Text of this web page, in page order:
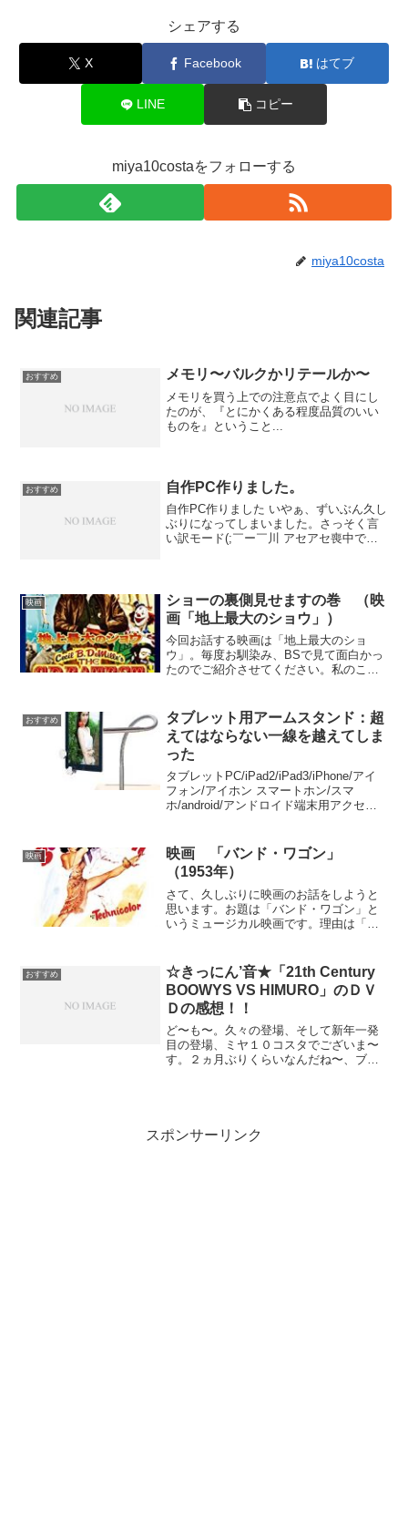
シェアする
X Facebook はてブ
LINE コピー
miya10costaをフォローする
miya10costa
関連記事
おすすめ メモリ〜バルクかリテールか〜
メモリを買う上での注意点でよく目にし
たのが、『とにかくある程度品質のいい
ものを』ということ...
おすすめ 自作PC作りました。
自作PC作りました いやぁ、ずいぶん久し
ぶりになってしまいました。さっそく言
い訳モード(;￣ー￣川 アセアセ喪中で新
映画
ショーの裏側見せますの巻 （映
画「地上最大のショウ」）
今回お話する映画は「地上最大のショ
ウ」。毎度お馴染み、BSで見て面白かっ
たのでご紹介させてください。私のこと
見て思ったことを記すだけですので、ご
了承ください。では簡単な...
おすすめ
タブレット用アームスタンド：超
えてはならない一線を越えてしま
った
タブレットPC/iPad2/iPad3/iPhone/アイ
フォン/アイホン スマートホン/スマ
ホ/android/アンドロイド端末用アクセサ
映画
映画 「バンド・ワゴン」
（1953年）
さて、久しぶりに映画のお話をしようと
思います。お題は「バンド・ワゴン」と
いうミュージカル映画です。理由は「ス
れば監督や俳優が誰だって良いや！」と
いうボンクラなので、む...
おすすめ
☆きっにん’音★「21th Century
BOOWYS VS HIMURO」のＤＶ
Ｄの感想！！
ど〜も〜。久々の登場、そして新年一発
目の登場、ミヤ１０コスタでございま〜
す。２ヵ月ぶりくらいなんだね〜、ブロ
スポンサーリンク